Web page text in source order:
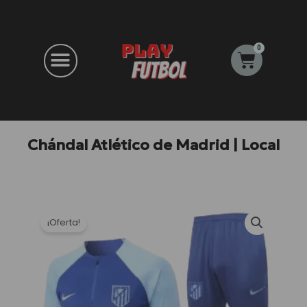
0
Carrito
Chándal Atlético de Madrid | Local
¡Oferta!